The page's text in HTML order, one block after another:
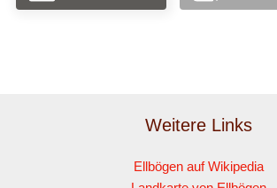
Weitere Links
Ellbögen auf Wikipedia